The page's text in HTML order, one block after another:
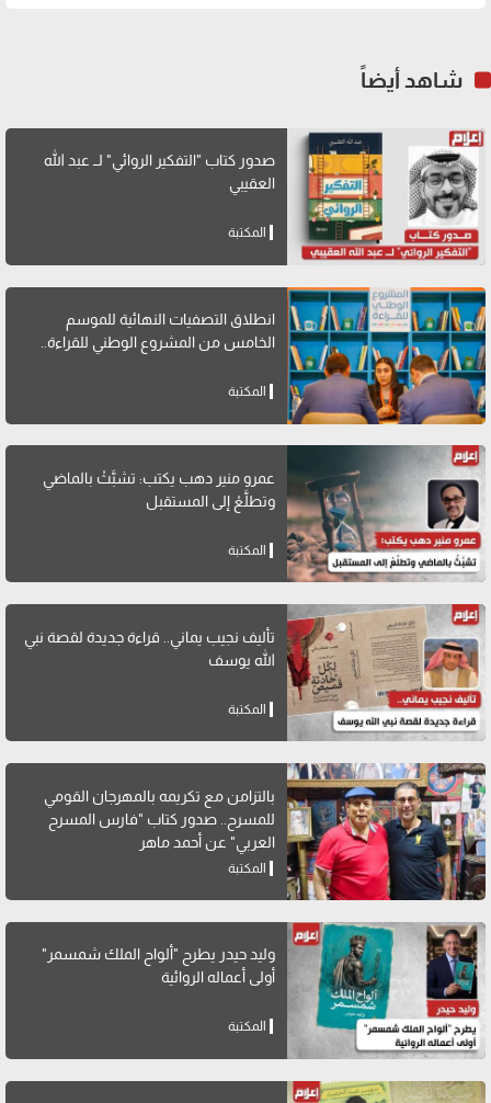
شاهد أيضاً
صدور كتاب "التفكير الروائي" لــ عبد الله
العقيبي
المكتبة
انطلاق التصفيات النهائية للموسم
الخامس من المشروع الوطني للقراءة..
المكتبة
عمرو منير دهب يكتب: تشبَّثْ بالماضي
وتطلَّعْ إلى المستقبل
المكتبة
تأليف نجيب يماني.. قراءة جديدة لقصة نبي
الله يوسف
المكتبة
بالتزامن مع تكريمه بالمهرجان القومي
للمسرح.. صدور كتاب "فارس المسرح
العربي" عن أحمد ماهر
المكتبة
وليد حيدر يطرح "ألواح الملك شمسمر"
أولى أعماله الروائية
المكتبة